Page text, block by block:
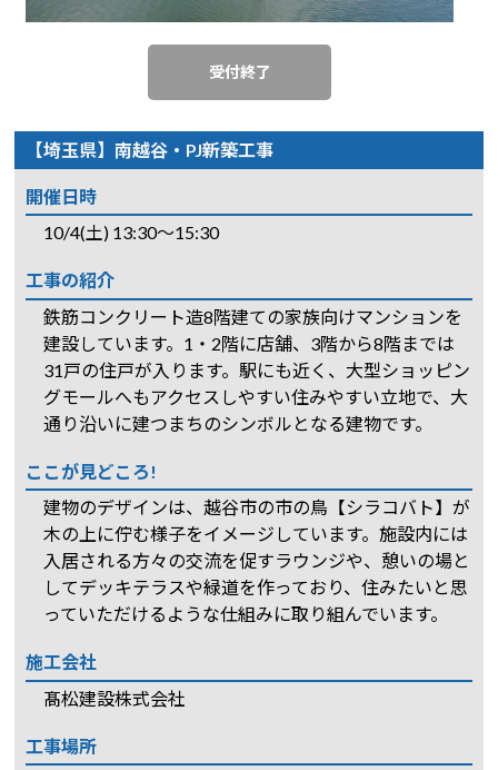
受付終了
【埼玉県】南越谷・PJ新築工事
開催日時
10/4(土) 13:30～15:30
工事の紹介
鉄筋コンクリート造8階建ての家族向けマンションを
建設しています。1・2階に店舗、3階から8階までは
31戸の住戸が入ります。駅にも近く、大型ショッピン
グモールへもアクセスしやすい住みやすい立地で、大
通り沿いに建つまちのシンボルとなる建物です。
ここが見どころ!
建物のデザインは、越谷市の市の鳥【シラコバト】が
木の上に佇む様子をイメージしています。施設内には
入居される方々の交流を促すラウンジや、憩いの場と
してデッキテラスや緑道を作っており、住みたいと思
っていただけるような仕組みに取り組んでいます。
施工会社
髙松建設株式会社
工事場所